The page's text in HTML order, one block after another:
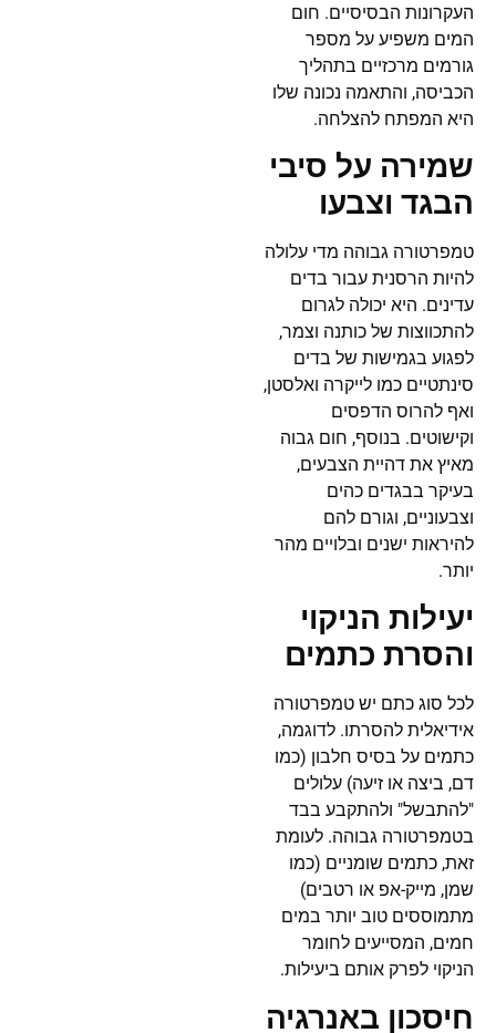
העקרונות הבסיסיים. חום
המים משפיע על מספר
גורמים מרכזיים בתהליך
הכביסה, והתאמה נכונה שלו
היא המפתח להצלחה.
שמירה על סיבי
הבגד וצבעו
טמפרטורה גבוהה מדי עלולה
להיות הרסנית עבור בדים
עדינים. היא יכולה לגרום
להתכווצות של כותנה וצמר,
לפגוע בגמישות של בדים
סינתטיים כמו לייקרה ואלסטן,
ואף להרוס הדפסים
וקישוטים. בנוסף, חום גבוה
מאיץ את דהיית הצבעים,
בעיקר בבגדים כהים
וצבעוניים, וגורם להם
להיראות ישנים ובלויים מהר
יותר.
יעילות הניקוי
והסרת כתמים
לכל סוג כתם יש טמפרטורה
אידיאלית להסרתו. לדוגמה,
כתמים על בסיס חלבון (כמו
דם, ביצה או זיעה) עלולים
"להתבשל" ולהתקבע בבד
בטמפרטורה גבוהה. לעומת
זאת, כתמים שומניים (כמו
שמן, מייק-אפ או רטבים)
מתמוססים טוב יותר במים
חמים, המסייעים לחומר
הניקוי לפרק אותם ביעילות.
חיסכון באנרגיה